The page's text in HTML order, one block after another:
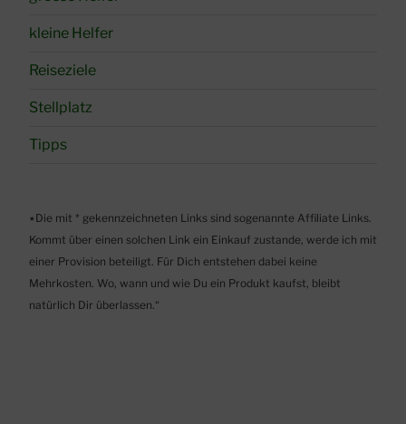
kleine Helfer
Reiseziele
Stellplatz
Tipps
٭Die mit * gekennzeichneten Links sind sogenannte Affiliate Links.
Kommt über einen solchen Link ein Einkauf zustande, werde ich mit
einer Provision beteiligt. Für Dich entstehen dabei keine
Mehrkosten. Wo, wann und wie Du ein Produkt kaufst, bleibt
natürlich Dir überlassen.“